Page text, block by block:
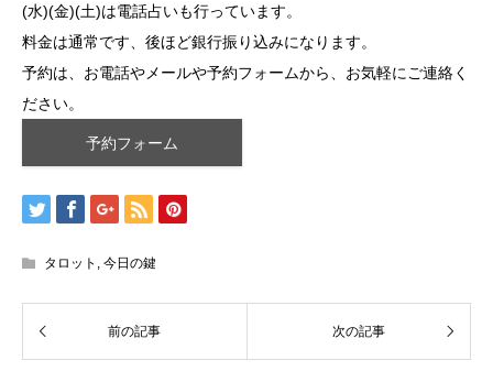
(水)(金)(土)は電話占いも行っています。
料金は通常です、後ほど銀行振り込みになります。
予約は、お電話やメールや予約フォームから、お気軽にご連絡く
ださい。
予約フォーム
タロット , 今日の鍵